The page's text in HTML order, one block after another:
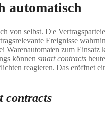
automatisch
von selbst. Die
Ereignisse
Warenautomaten zum Einsatz
können smart contracts
reagieren. Das eröffnet
contracts